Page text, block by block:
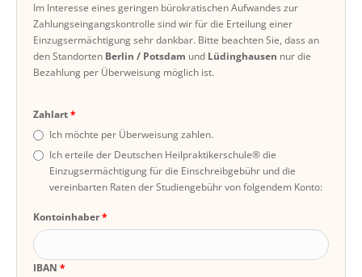
Im Interesse eines geringen bürokratischen Aufwandes zur
Zahlungseingangskontrolle sind wir für die Erteilung einer
Einzugsermächtigung sehr dankbar. Bitte beachten Sie, dass an
den Standorten Berlin / Potsdam und Lüdinghausen nur die
Bezahlung per Überweisung möglich ist.
Zahlart
Ich möchte per Überweisung zahlen.
Ich erteile der Deutschen Heilpraktikerschule® die
Einzugsermächtigung für die Einschreibgebühr und die
vereinbarten Raten der Studiengebühr von folgendem Konto:
Kontoinhaber
IBAN